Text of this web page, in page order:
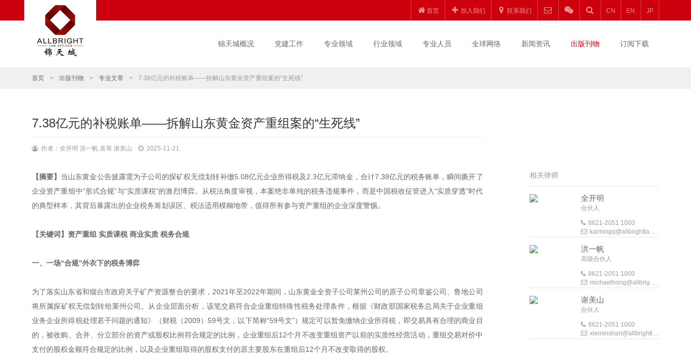
首页 加入我们 联系我们 CN EN JP
锦天城概况 党建工作 专业领域 行业领域 专业人员 全球网络 新闻资讯 出版刊物 订阅下载
首页 > 出版刊物 > 专业文章 > 7.38亿元的补税账单——拆解山东黄金资产重组案的“生死线”
7.38亿元的补税账单——拆解山东黄金资产重组案的“生死线”
作者：全开明 洪一帆 袁苇 谢美山 2025-11-21
【摘要】 当山东黄金公告披露需为子公司的探矿权无偿划转补缴5.08亿元企业所得税及2.3亿元滞纳金，合计7.38亿元的税务账单，瞬间撕开了
企业资产重组中“形式合规”与“实质课税”的激烈博弈。从税法角度审视，本案绝非单纯的税务违规事件，而是中国税收征管进入“实质穿透”时代
的典型样本，其背后暴露出的企业税务筹划误区、税法适用模糊地带，值得所有参与资产重组的企业深度警惕。
【关键词】资产重组 实质课税 商业实质 税务合规
一、一场“合规”外衣下的税务博弈
为了落实山东省和烟台市政府关于矿产资源整合的要求，2021年至2022年期间，山东黄金全资子公司莱州公司的原子公司章鉴公司、鲁地公司
将所属探矿权无偿划转给莱州公司。从企业层面分析，该笔交易符合企业重组特殊性税务处理条件，根据《财政部国家税务总局关于企业重组
业务企业所得税处理若干问题的通知》（财税（2009）59号文，以下简称“59号文”）规定可以暂免缴纳企业所得税，即交易具有合理的商业目
的，被收购、合并、分立部分的资产或股权比例符合规定的比例，企业重组后12个月不改变重组资产以前的实质性经营活动，重组交易对价中
支付的股权金额符合规定的比例，以及企业重组取得的股权支付的原主要股东在重组后12个月不改变取得的股权。
相关律师
全开明
合伙人
8621-2051 1000
kaimingq@allbrightlaw.com
洪一帆
高级合伙人
8621-2051 1000
michaelhong@allbrightlaw.com
谢美山
合伙人
8621-2051 1000
xiemeishan@allbrightlaw.com